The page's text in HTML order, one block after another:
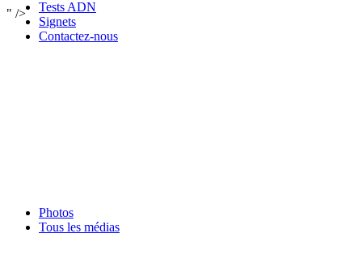
" />
Photos
Tous les médias
Tests ADN
Signets
Contactez-nous